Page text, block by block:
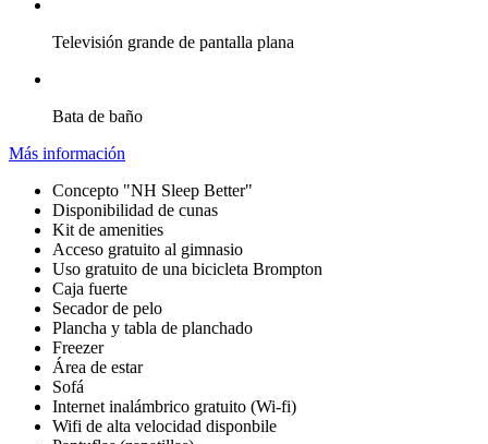
Televisión grande de pantalla plana
Bata de baño
Más información
Concepto "NH Sleep Better"
Disponibilidad de cunas
Kit de amenities
Acceso gratuito al gimnasio
Uso gratuito de una bicicleta Brompton
Caja fuerte
Secador de pelo
Plancha y tabla de planchado
Freezer
Área de estar
Sofá
Internet inalámbrico gratuito (Wi-fi)
Wifi de alta velocidad disponbile